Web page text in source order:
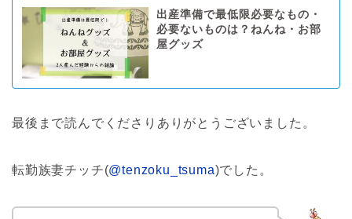
出産準備で最低限必要なもの・
必要ないものは？ねんね・お部
屋グッズ
最後まで読んでくださりありがとうございました。
転勤族妻チッチ(@tenzoku_tsuma)でした。